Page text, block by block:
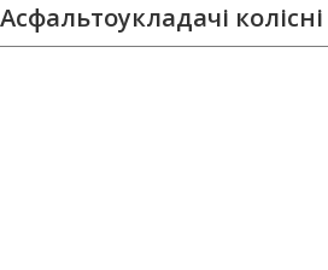
Асфальтоукладачі